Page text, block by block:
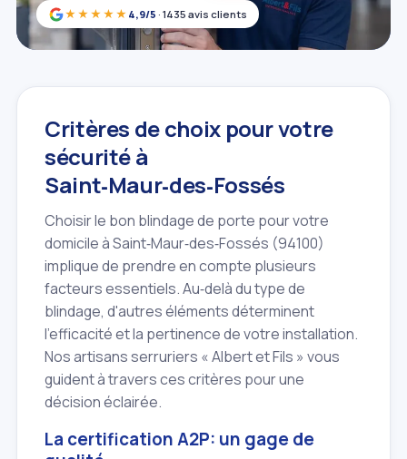
★★★★★ 4,9/5 · 1435 avis clients
Critères de choix pour votre
sécurité à
Saint‑Maur‑des‑Fossés
Choisir le bon blindage de porte pour votre
domicile à Saint‑Maur‑des‑Fossés (94100)
implique de prendre en compte plusieurs
facteurs essentiels. Au‑delà du type de
blindage, d'autres éléments déterminent
l'efficacité et la pertinence de votre installation.
Nos artisans serruriers « Albert et Fils » vous
guident à travers ces critères pour une
décision éclairée.
La certification A2P: un gage de